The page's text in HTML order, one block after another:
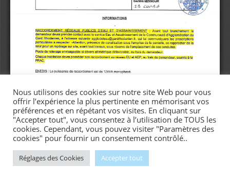
Nous utilisons des cookies sur notre site Web pour vous
offrir l’expérience la plus pertinente en mémorisant vos
préférences et en répétant vos visites. En cliquant sur
"Accepter tout", vous consentez à l’utilisation de TOUS les
cookies. Cependant, vous pouvez visiter "Paramètres des
cookies" pour fournir un consentement contrôlé..
Réglages des Cookies Accepter tout